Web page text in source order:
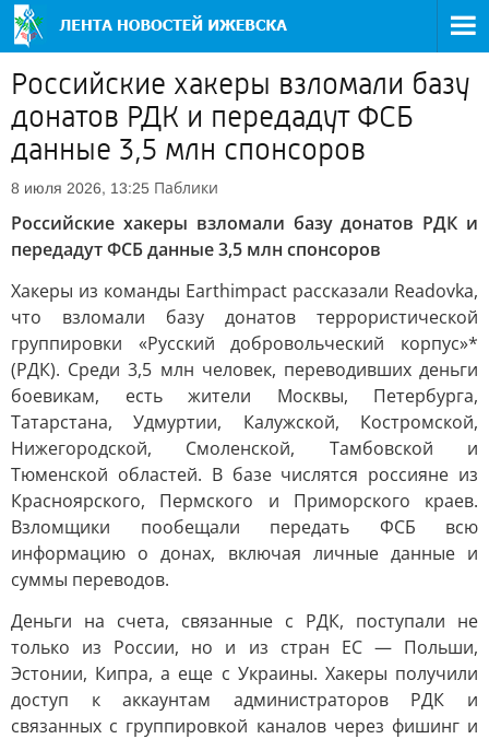
Российские хакеры взломали базу
донатов РДК и передадут ФСБ
данные 3,5 млн спонсоров
8 июля 2026, 13:25 Паблики
Российские хакеры взломали базу донатов РДК и
передадут ФСБ данные 3,5 млн спонсоров
Хакеры из команды Earthimpact рассказали Readovka,
что взломали базу донатов террористической
группировки «Русский добровольческий корпус»*
(РДК). Среди 3,5 млн человек, переводивших деньги
боевикам, есть жители Москвы, Петербурга,
Татарстана, Удмуртии, Калужской, Костромской,
Нижегородской, Смоленской, Тамбовской и
Тюменской областей. В базе числятся россияне из
Красноярского, Пермского и Приморского краев.
Взломщики пообещали передать ФСБ всю
информацию о донах, включая личные данные и
суммы переводов.
Деньги на счета, связанные с РДК, поступали не
только из России, но и из стран ЕС — Польши,
Эстонии, Кипра, а еще с Украины. Хакеры получили
доступ к аккаунтам администраторов РДК и
связанных с группировкой каналов через фишинг и